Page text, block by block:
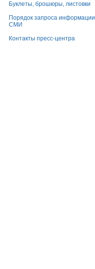
Буклеты, брошюры, листовки
Порядок запроса
СМИ
Контакты пресс-центра